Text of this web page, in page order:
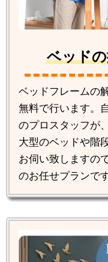
ベッド
ベッドフレームの
無料で行います。
のプロスタッフが
大型のベッドや階
お伺い致しますの
のお任せプランです